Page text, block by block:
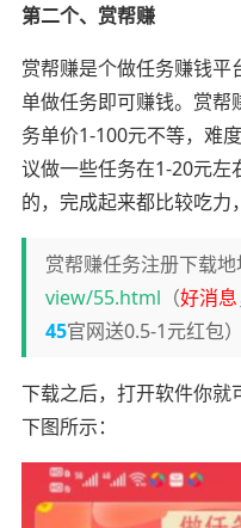
第二个、赏帮赚
赏帮赚是个做任务赚钱
单做任务即可赚钱。赏帮
务单价1-100元不等，难
议做一些任务在1-20元左
的，完成起来都比较吃力
赏帮赚任务注册下载地
view/55.html （好消息
45官网送0.5-1元红包）
下载之后，打开软件你就
下图所示：